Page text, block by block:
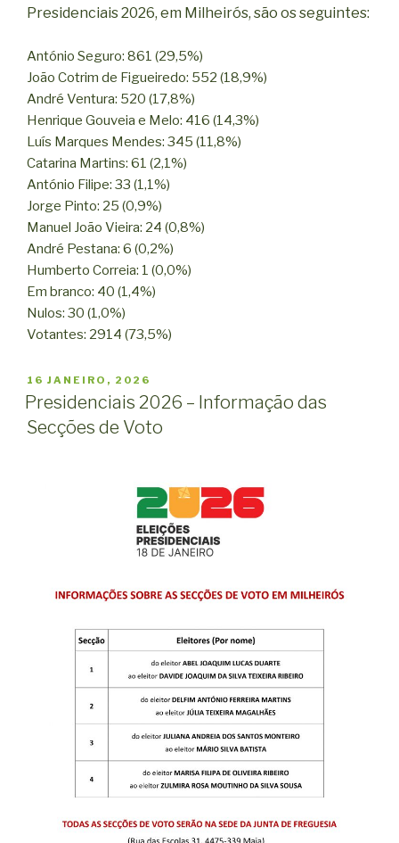
Presidenciais 2026, em Milheirós, são os seguintes:
António Seguro: 861 (29,5%)
João Cotrim de Figueiredo: 552 (18,9%)
André Ventura: 520 (17,8%)
Henrique Gouveia e Melo: 416 (14,3%)
Luís Marques Mendes: 345 (11,8%)
Catarina Martins: 61 (2,1%)
António Filipe: 33 (1,1%)
Jorge Pinto: 25 (0,9%)
Manuel João Vieira: 24 (0,8%)
André Pestana: 6 (0,2%)
Humberto Correia: 1 (0,0%)
Em branco: 40 (1,4%)
Nulos: 30 (1,0%)
Votantes: 2914 (73,5%)
PUBLICADO
EM
16 JANEIRO, 2026
Presidenciais 2026 – Informação das
Secções de Voto